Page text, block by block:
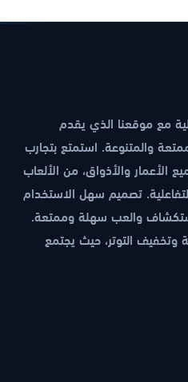
مع موقعنا الذي يقدم
والمتنوعة. استمتع بتجارب
والأذواق، من الألعاب
تصميم سهل الاستخدام
والعب سهلة وممتعة.
التوتر، حيث يجتمع